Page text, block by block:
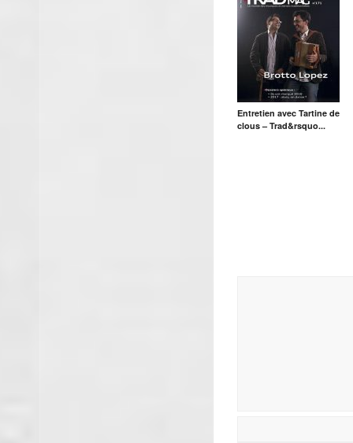
Entretien avec Tartine de
clous – Trad&rsquo...